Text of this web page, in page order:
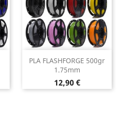
PLA FLASHFORGE 500gr
1.75mm
Preço
12,90 €